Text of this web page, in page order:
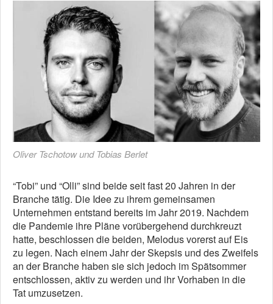
Oliver Tschotow und Tobias Berlet
“Tobi” und “Olli” sind beide seit fast 20 Jahren in der
Branche tätig. Die Idee zu ihrem gemeinsamen
Unternehmen entstand bereits im Jahr 2019. Nachdem
die Pandemie ihre Pläne vorübergehend durchkreuzt
hatte, beschlossen die beiden, Melodus vorerst auf Eis
zu legen. Nach einem Jahr der Skepsis und des Zweifels
an der Branche haben sie sich jedoch im Spätsommer
entschlossen, aktiv zu werden und ihr Vorhaben in die
Tat umzusetzen.